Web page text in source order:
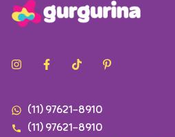
(11) 97621-8910
(11) 97621-8910